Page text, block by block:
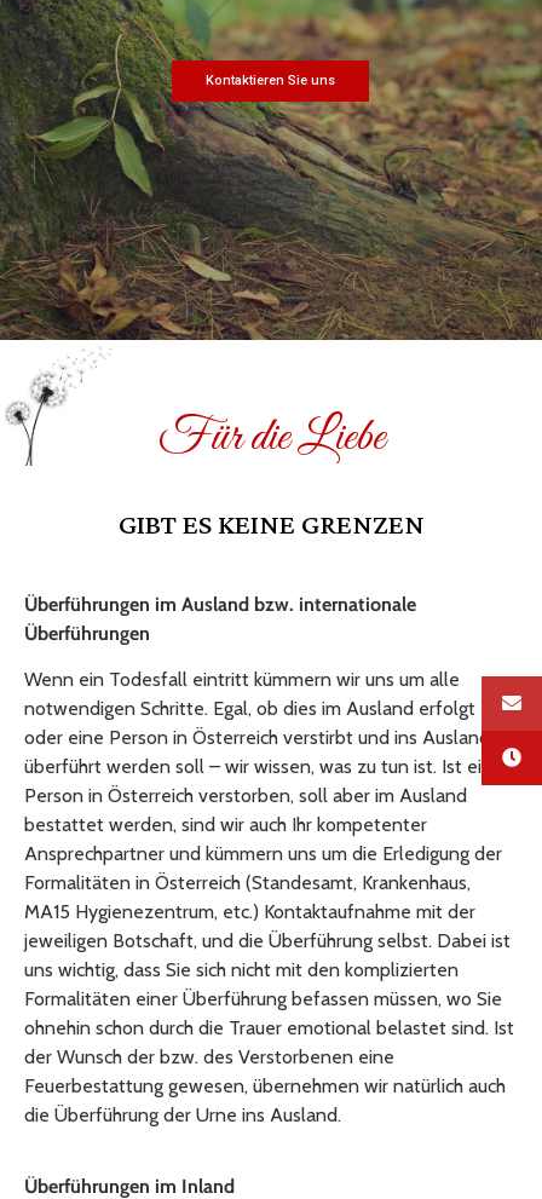
Kontaktieren Sie uns
Für die Liebe
GIBT ES KEINE GRENZEN
Überführungen im Ausland bzw. internationale
Überführungen
Wenn ein Todesfall eintritt kümmern wir uns um alle
notwendigen Schritte. Egal, ob dies im Ausland erfolgt
oder eine Person in Österreich verstirbt und ins Ausland
überführt werden soll – wir wissen, was zu tun ist. Ist eine
Person in Österreich verstorben, soll aber im Ausland
bestattet werden, sind wir auch Ihr kompetenter
Ansprechpartner und kümmern uns um die Erledigung der
Formalitäten in Österreich (Standesamt, Krankenhaus,
MA15 Hygienezentrum, etc.) Kontaktaufnahme mit der
jeweiligen Botschaft, und die Überführung selbst. Dabei ist
uns wichtig, dass Sie sich nicht mit den komplizierten
Formalitäten einer Überführung befassen müssen, wo Sie
ohnehin schon durch die Trauer emotional belastet sind. Ist
der Wunsch der bzw. des Verstorbenen eine
Feuerbestattung gewesen, übernehmen wir natürlich auch
die Überführung der Urne ins Ausland.
Überführungen im Inland